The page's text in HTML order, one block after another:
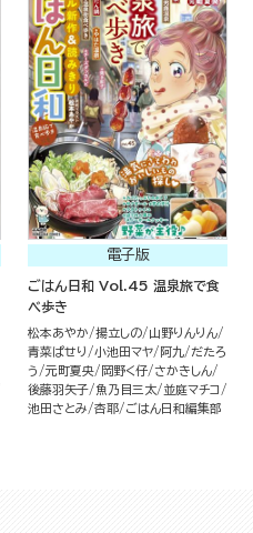
電子版
ごはん日和 Vol.45 温泉旅で食
べ歩き
松本あやか 揚立しの
山野りんりん
青菜ぱせり
小池田マヤ 阿九
だたろ
う
元町夏央 岡野く仔 さかきしん
後藤羽矢子
魚乃目三太
並庭マチコ
池田さとみ
杏耶 ごはん日和編集部